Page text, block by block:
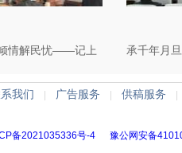
情解民忧——记上
退休老党员安志强
承千年月
法履职本
我们 广告服务 供稿服务
备2021035336号-4 豫公网安备